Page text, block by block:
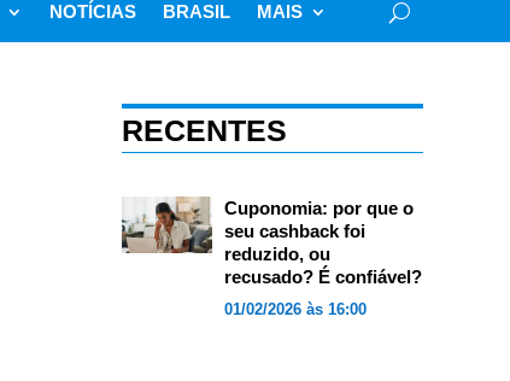
NOTÍCIAS BRASIL MAIS
RECENTES
Cuponomia: por que o
seu cashback foi
reduzido, ou
recusado? É confiável?
01/02/2026 às 16:00